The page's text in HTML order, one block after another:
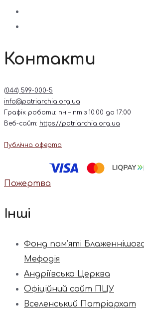
Контакти
(044) 599-000-5
info@patriarchia.org.ua
Графік роботи: пн – пт з 10:00 до 17:00
Веб-сайт: https://patriarchia.org.ua
Публічна оферта
Пожертва
Інші
Фонд пам’яті
Мефодія
Андріївська Церква
Офіційний сайт ПЦУ
Вселенський Патріархат